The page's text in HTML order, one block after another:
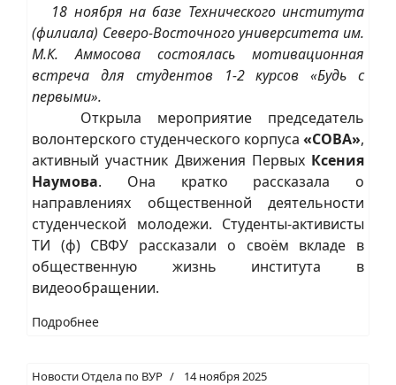
18 ноября на базе Технического института
(филиала) Северо-Восточного университета им.
М.К. Аммосова состоялась мотивационная
встреча для студентов 1-2 курсов «Будь с
первыми».
Открыла мероприятие председатель
волонтерского студенческого корпуса «СОВА»,
активный участник Движения Первых Ксения
Наумова. Она кратко рассказала о
направлениях общественной деятельности
студенческой молодежи. Студенты-активисты
ТИ (ф) СВФУ рассказали о своём вкладе в
общественную жизнь института в
видеообращении.
Подробнее
Новости Отдела по ВУР 14 ноября 2025